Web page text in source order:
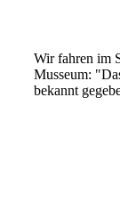
Wir fahren im
Musseum:
bekannt